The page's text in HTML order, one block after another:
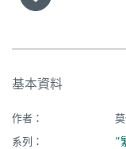
教
市
基本資料
作者：
系列：
“